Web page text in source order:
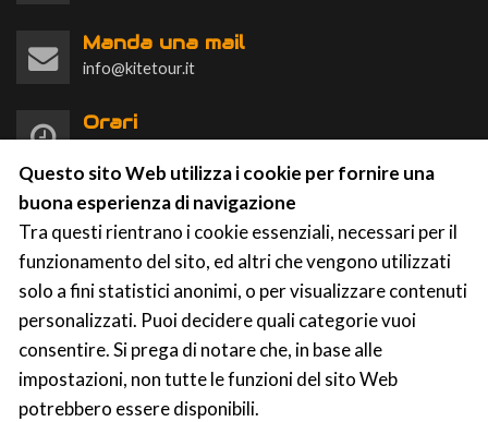
Manda una mail
info@kitetour.it
Orari
KTS Kite Tour Stagnone | Contrada Spagnola, 86a-87,
91025 Marsala (TP)
p.iva: 91031750812
Privacy | Cookies
Questo sito Web utilizza i cookie per fornire una
buona esperienza di navigazione
Tra questi rientrano i cookie essenziali, necessari per il
funzionamento del sito, ed altri che vengono utilizzati
solo a fini statistici anonimi, o per visualizzare contenuti
personalizzati. Puoi decidere quali categorie vuoi
consentire. Si prega di notare che, in base alle
impostazioni, non tutte le funzioni del sito Web
potrebbero essere disponibili.